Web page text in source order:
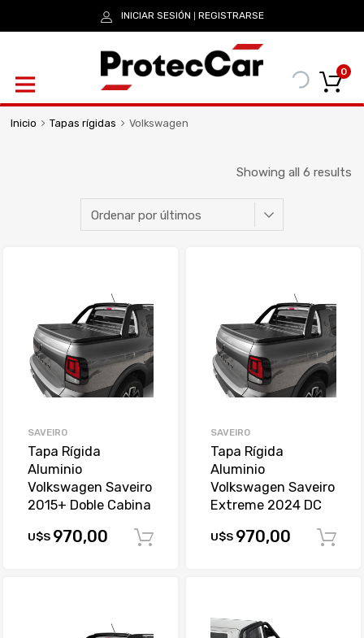
INICIAR SESIÓN REGISTRARSE
0
Inicio Tapas rígidas Volkswagen
Showing all 6 results
SAVEIRO
Tapa Rígida
Aluminio
Volkswagen Saveiro
2015+ Doble Cabina
U$S 970,00 Comprar
SAVEIRO
Tapa Rígida
Aluminio
Volkswagen Saveiro
Extreme 2024 DC
U$S 970,00